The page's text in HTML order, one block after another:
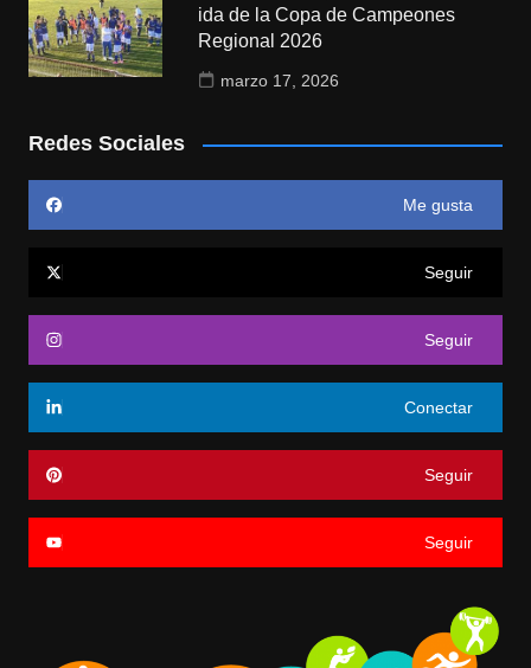
ida de la Copa de Campeones
Regional 2026
marzo 17, 2026
Redes Sociales
Me gusta
Seguir
Seguir
Conectar
Seguir
Seguir